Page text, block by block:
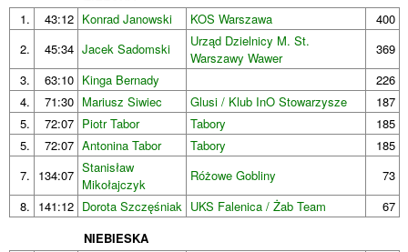
1.
43:12 Konrad Janowski KOS Warszawa
400
2.
45:34 Jacek Sadomski
Urząd Dzielnicy M. St.
Warszawy Wawer
369
3.
63:10 Kinga Bernady
226
4.
71:30 Mariusz Siwiec Glusi / Klub InO Stowarzysze
187
5.
72:07 Piotr Tabor Tabory
185
5.
72:07 Antonina Tabor Tabory
185
7. 134:07 Stanisław
Mikołajczyk
Różowe Gobliny
73
8. 141:12 Dorota Szczęśniak UKS Falenica / Żab Team
67
NIEBIESKA